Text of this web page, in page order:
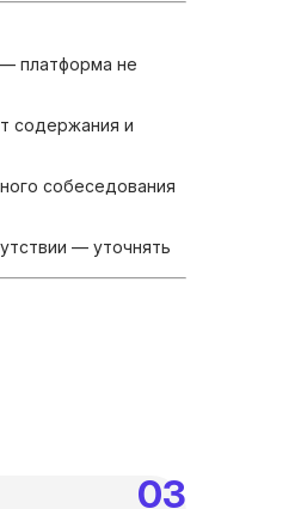
платформа не
содержания и
собеседования
— уточнять